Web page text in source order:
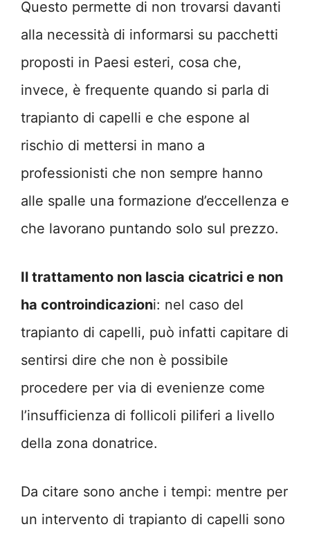
Questo permette di non trovarsi davanti
alla necessità di informarsi su pacchetti
proposti in Paesi esteri, cosa che,
invece, è frequente quando si parla di
trapianto di capelli e che espone al
rischio di mettersi in mano a
professionisti che non sempre hanno
alle spalle una formazione d’eccellenza e
che lavorano puntando solo sul prezzo.
Il trattamento non lascia cicatrici e non
ha controindicazioni: nel caso del
trapianto di capelli, può infatti capitare di
sentirsi dire che non è possibile
procedere per via di evenienze come
l’insufficienza di follicoli piliferi a livello
della zona donatrice.
Da citare sono anche i tempi: mentre per
un intervento di trapianto di capelli sono